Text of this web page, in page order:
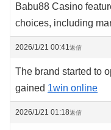
Babu88 Casino
choices, including
2026/1/21 00:41返信
The brand started to
gained 1win online
2026/1/21 01:18返信